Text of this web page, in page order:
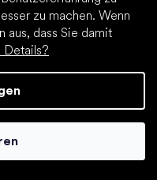
zu machen. Wenn
aus, dass Sie damit
Details?